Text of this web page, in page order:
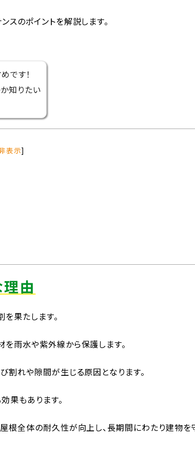
のポイントを解説します。
です！
知りたい
表示]
由
果たします。
雨水や紫外線から保護します。
割れや隙間が生じる原因となります。
果もあります。
根全体の耐久性が向上し、長期間にわたり建物を